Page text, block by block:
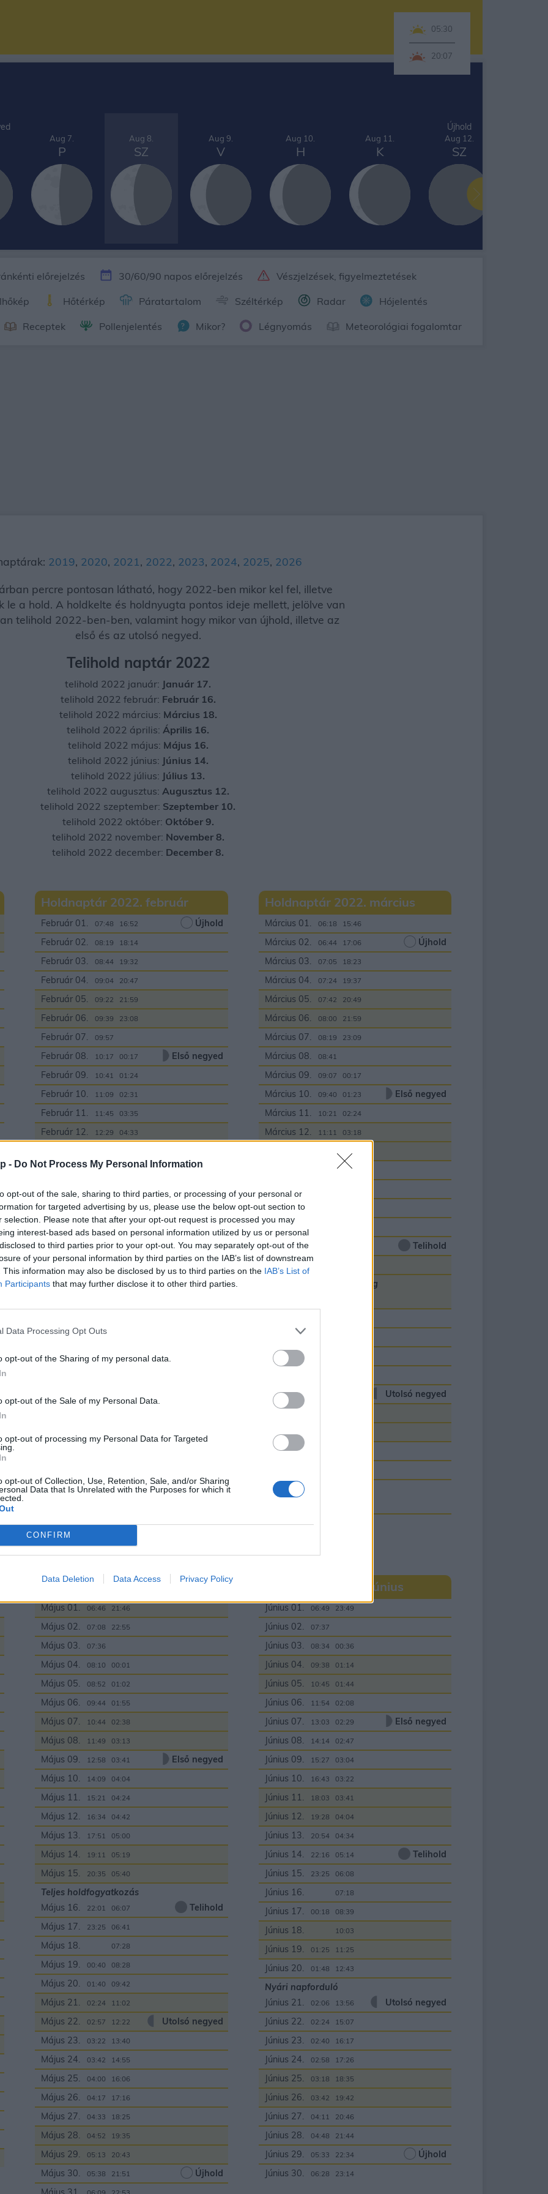
- Do Not Process My Personal Information
opt-out of the sale, sharing to third parties, or processing of your personal or
for targeted advertising by us, please use the below opt-out section to
selection. Please note that after your opt-out request is processed you may
interest-based ads based on personal information utilized by us or personal
to third parties prior to your opt-out. You may separately opt-out of the
of your personal information by third parties on the IAB’s list of downstream
This information may also be disclosed by us to third parties on the IAB’s List of
Participants that may further disclose it to other third parties.
Data Processing Opt Outs
opt-out of the Sharing of my personal data.
opt-out of the Sale of my Personal Data.
opt-out of processing my Personal Data for Targeted
opt-out of Collection, Use, Retention, Sale, and/or Sharing
Data that Is Unrelated with the Purposes for which it
CONFIRM
Data Deletion Data Access Privacy Policy
05:30
20:07
Aug 7.
P
Aug 8.
SZ
Aug 9.
V
Aug 10.
H
Aug 11.
K
Újhold
Aug 12.
SZ
előrejelzés 30/60/90 napos előrejelzés Vészjelzések, figyelmeztetések
Hőtérkép Páratartalom Széltérkép Radar Hójelentés
Receptek Pollenjelentés Mikor? Légnyomás Meteorológiai fogalomtar
2019, 2020, 2021 , 2022, 2023, 2024, 2025, 2026
percre pontosan látható, hogy 2022-ben mikor kel fel, illetve
le a hold. A holdkelte és holdnyugta pontos ideje mellett, jelölve van
telihold 2022-ben-ben, valamint hogy mikor van újhold, illetve az
első és az utolsó negyed.
Telihold naptár 2022
telihold 2022 január: Január 17.
telihold 2022 február: Február 16.
telihold 2022 március: Március 18.
telihold 2022 április: Április 16.
telihold 2022 május: Május 16.
telihold 2022 június: Június 14.
telihold 2022 július: Július 13.
telihold 2022 augusztus: Augusztus 12.
telihold 2022 szeptember: Szeptember 10.
telihold 2022 október: Október 9.
telihold 2022 november: November 8.
telihold 2022 december: December 8.
Holdnaptár 2022. február
Február 01. 07:48 16:52
Újhold
Február 02.
08:19 18:14
Február 03. 08:44 19:32
Február 04. 09:04 20:47
Február 05. 09:22 21:59
Február 06. 09:39 23:08
Február 07. 09:57
Február 08. 10:17 00:17
Első negyed
Február 09.
10:41 01:24
Február 10. 11:09 02:31
Február 11. 11:45 03:35
Február 12. 12:29 04:33
Február 14. 14:25 06:07
Február 15. 15:33 06:42
Február 16. 16:45 07:10
Telihold
Február 17.
17:57 07:33
Február 18. 19:10 07:54
Február 19.
Február 20. 21:37 08:30
Február 24.
01:33 10:11
Február 26. 04:01 11:54
Február 28. 05:44 14:25
Holdnaptár 2022. március
Március 01. 06:18 15:46
Március 02. 06:44 17:06
Újhold
Március 03.
07:05 18:23
Március 04. 07:24 19:37
Március 05. 07:42 20:49
Március 06. 08:00 21:59
Március 07. 08:19 23:09
Március 08. 08:41
Március 09. 09:07 00:17
Március 10. 09:40 01:23
Első negyed
Március 11.
10:21 02:24
Március 12. 11:11 03:18
04:04
04:42
Március 15.
Március 16.
Március 17.
Március 18.
Telihold
Március 19.
Tavaszi nap-éj egyenlőség
Március 22.
Március 23.
Március 25.
Utolsó negyed
Március 27.
Március 28.
Óraátállítás
Március 31.
Holdnaptár 2022. május
Május 01. 06:46 21:46
Május 02. 07:08 22:55
Május 03. 07:36
Május 04. 08:10 00:01
Május 05. 08:52 01:02
Május 06. 09:44 01:55
Május 07. 10:44 02:38
Május 08. 11:49 03:13
Május 09. 12:58 03:41
Első negyed
Május 10.
14:09 04:04
Május 11. 15:21 04:24
Május 12. 16:34 04:42
Május 13. 17:51 05:00
Május 14. 19:11 05:19
Május 15. 20:35 05:40
Teljes holdfogyatkozás
Május 16.
22:01 06:07
Telihold
Május 17.
23:25 06:41
Május 18. 07:28
Május 19. 00:40 08:28
Május 20. 01:40 09:42
Május 21. 02:24 11:02
Május 22. 02:57 12:22
Utolsó negyed
Május 23.
03:22 13:40
Május 24. 03:42 14:55
Május 25. 04:00 16:06
Május 26. 04:17 17:16
Május 27. 04:33 18:25
Május 28. 04:52 19:35
Május 29. 05:13 20:43
Május 30. 05:38 21:51
Újhold
Holdnaptár 2022. június
Június 01. 06:49 23:49
Június 02. 07:37
Június 03. 08:34 00:36
Június 04. 09:38 01:14
Június 05. 10:45 01:44
Június 06. 11:54 02:08
Június 07. 13:03 02:29
Első negyed
Június 08.
14:14 02:47
Június 09. 15:27 03:04
Június 10. 16:43 03:22
Június 11. 18:03 03:41
Június 12. 19:28 04:04
Június 13. 20:54 04:34
Június 14. 22:16 05:14
Telihold
Június 15.
23:25 06:08
Június 16. 07:18
Június 17. 00:18 08:39
Június 18. 10:03
Június 19. 01:25 11:25
Június 20. 01:48 12:43
Nyári napforduló
Június 21.
02:06 13:56
Utolsó negyed
Június 22.
02:24 15:07
Június 23. 02:40 16:17
Június 24. 02:58 17:26
Június 25. 03:18 18:35
Június 26. 03:42 19:42
Június 27. 04:11 20:46
Június 28. 04:48 21:44
Június 29. 05:33 22:34
Újhold
Június 30.
06:28 23:14